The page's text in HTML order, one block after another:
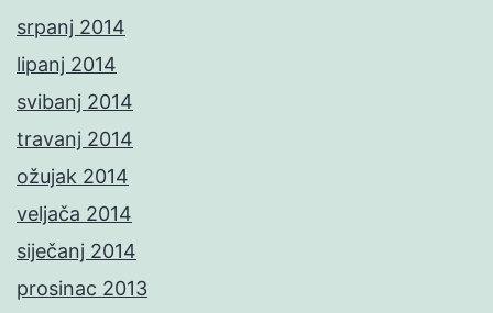
srpanj 2014
lipanj 2014
svibanj 2014
travanj 2014
ožujak 2014
veljača 2014
siječanj 2014
prosinac 2013